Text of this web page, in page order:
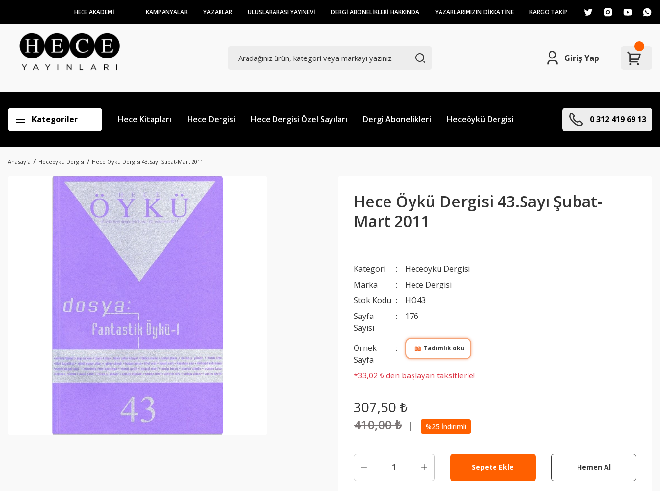
HECE AKADEMİ KAMPANYALAR YAZARLAR ULUSLARARASI YAYINEVİ DERGİ ABONELİKLERİ HAKKINDA YAZARLARIMIZIN DİKKATİNE KARGO TAKİP
Giriş Yap
Kategoriler Hece Kitapları Hece Dergisi Hece Dergisi Özel Sayıları Dergi Abonelikleri Heceöykü Dergisi 0 312 419 69 13
Anasayfa Heceöykü Dergisi Hece Öykü Dergisi 43.Sayı Şubat-Mart 2011
Hece Öykü Dergisi 43.Sayı Şubat-
Mart 2011
Kategori
Heceöykü Dergisi
Marka
Hece Dergisi
Stok Kodu
HÖ43
Sayfa
Sayısı
176
Örnek
Sayfa
📖 Tadımlık oku
*33,02 ₺ den başlayan taksitlerle!
307,50 ₺
410,00 ₺ | %25 İndirimli
Sepete Ekle Hemen Al